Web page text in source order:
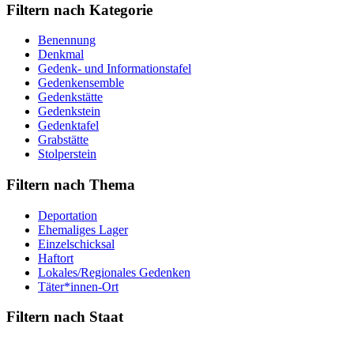
Filtern nach Kategorie
Benennung
Denkmal
Gedenk- und Informationstafel
Gedenkensemble
Gedenkstätte
Gedenkstein
Gedenktafel
Grabstätte
Stolperstein
Filtern nach Thema
Deportation
Ehemaliges Lager
Einzelschicksal
Haftort
Lokales/Regionales Gedenken
Täter*innen-Ort
Filtern nach Staat